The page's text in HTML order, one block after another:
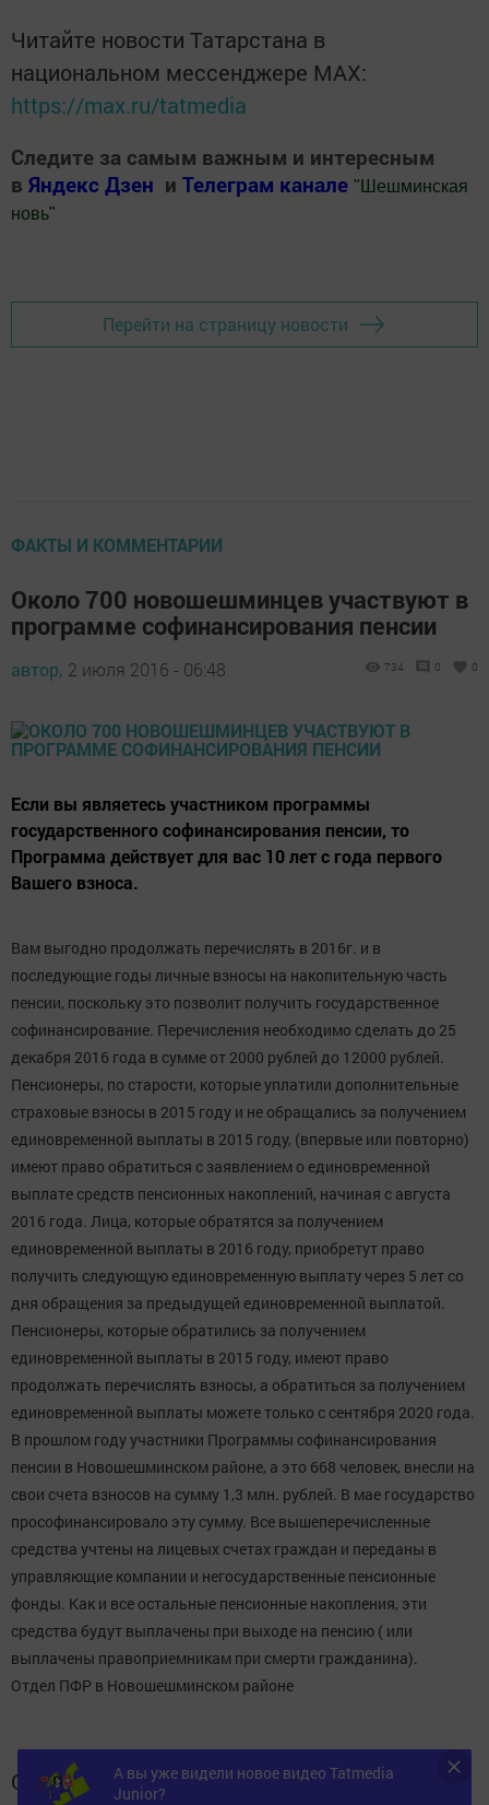
Читайте новости Татарстана в
национальном мессенджере MАХ:
https://max.ru/tatmedia
Следите за самым важным и интересным
в Яндекс Дзен и Телеграм канале " Шешминская
новь"
Перейти на страницу новости
ФАКТЫ И КОММЕНТАРИИ
Около 700 новошешминцев участвуют в
программе софинансирования пенсии
автор, 2 июля 2016 - 06:48 734 0 0
Если вы являетесь участником программы
государственного софинансирования пенсии, то
Программа действует для вас 10 лет с года первого
Вашего взноса.
Вам выгодно продолжать перечислять в 2016г. и в
последующие годы личные взносы на накопительную часть
пенсии, поскольку это позволит получить государственное
софинансирование. Перечисления необходимо сделать до 25
декабря 2016 года в сумме от 2000 рублей до 12000 рублей.
Пенсионеры, по старости, которые уплатили дополнительные
страховые взносы в 2015 году и не обращались за получением
единовременной выплаты в 2015 году, (впервые или повторно)
имеют право обратиться с заявлением о единовременной
выплате средств пенсионных накоплений, начиная с августа
2016 года. Лица, которые обратятся за получением
единовременной выплаты в 2016 году, приобретут право
получить следующую единовременную выплату через 5 лет со
дня обращения за предыдущей единовременной выплатой.
Пенсионеры, которые обратились за получением
единовременной выплаты в 2015 году, имеют право
продолжать перечислять взносы, а обратиться за получением
единовременной выплаты можете только с сентября 2020 года.
В прошлом году участники Программы софинансирования
пенсии в Новошешминском районе, а это 668 человек, внесли на
свои счета взносов на сумму 1,3 млн. рублей. В мае государство
прософинансировало эту сумму. Все вышеперечисленные
средства учтены на лицевых счетах граждан и переданы в
управляющие компании и негосударственные пенсионные
фонды. Как и все остальные пенсионные накопления, эти
средства будут выплачены при выходе на пенсию ( или
выплачены правоприемникам при смерти гражданина).
Отдел ПФР в Новошешминском районе
Следите за самым важным и интересным в
А вы уже видели новое видео Tatmedia
Junior?